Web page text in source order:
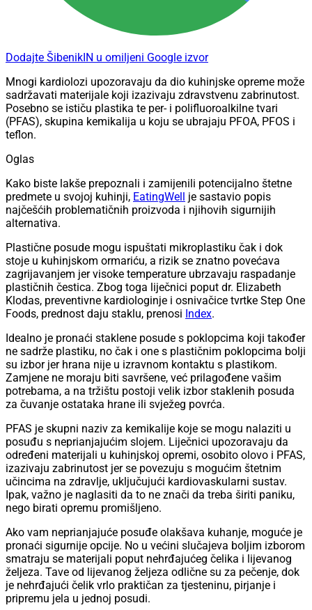
Dodajte ŠibenikIN u omiljeni Google izvor
Mnogi kardiolozi upozoravaju da dio kuhinjske opreme može
sadržavati materijale koji izazivaju zdravstvenu zabrinutost.
Posebno se ističu plastika te per- i polifluoroalkilne tvari
(PFAS), skupina kemikalija u koju se ubrajaju PFOA, PFOS i
teflon.
Oglas
Kako biste lakše prepoznali i zamijenili potencijalno štetne
predmete u svojoj kuhinji, EatingWell
je sastavio popis
najčešćih problematičnih proizvoda i njihovih sigurnijih
alternativa.
Plastične posude mogu ispuštati mikroplastiku čak i dok
stoje u kuhinjskom ormariću, a rizik se znatno povećava
zagrijavanjem jer visoke temperature ubrzavaju raspadanje
plastičnih čestica. Zbog toga liječnici poput dr. Elizabeth
Klodas, preventivne kardiologinje i osnivačice tvrtke Step One
Foods, prednost daju staklu, prenosi Index.
Idealno je pronaći staklene posude s poklopcima koji također
ne sadrže plastiku, no čak i one s plastičnim poklopcima bolji
su izbor jer hrana nije u izravnom kontaktu s plastikom.
Zamjene ne moraju biti savršene, već prilagođene vašim
potrebama, a na tržištu postoji velik izbor staklenih posuda
za čuvanje ostataka hrane ili svježeg povrća.
PFAS je skupni naziv za kemikalije koje se mogu nalaziti u
posuđu s neprianjajućim slojem. Liječnici upozoravaju da
određeni materijali u kuhinjskoj opremi, osobito olovo i PFAS,
izazivaju zabrinutost jer se povezuju s mogućim štetnim
učincima na zdravlje, uključujući kardiovaskularni sustav.
Ipak, važno je naglasiti da to ne znači da treba širiti paniku,
nego birati opremu promišljeno.
Ako vam neprianjajuće posuđe olakšava kuhanje, moguće je
pronaći sigurnije opcije. No u većini slučajeva boljim izborom
smatraju se materijali poput nehrđajućeg čelika i lijevanog
željeza. Tave od lijevanog željeza odlične su za pečenje, dok
je nehrđajući čelik vrlo praktičan za tjesteninu, pirjanje i
pripremu jela u jednoj posudi.